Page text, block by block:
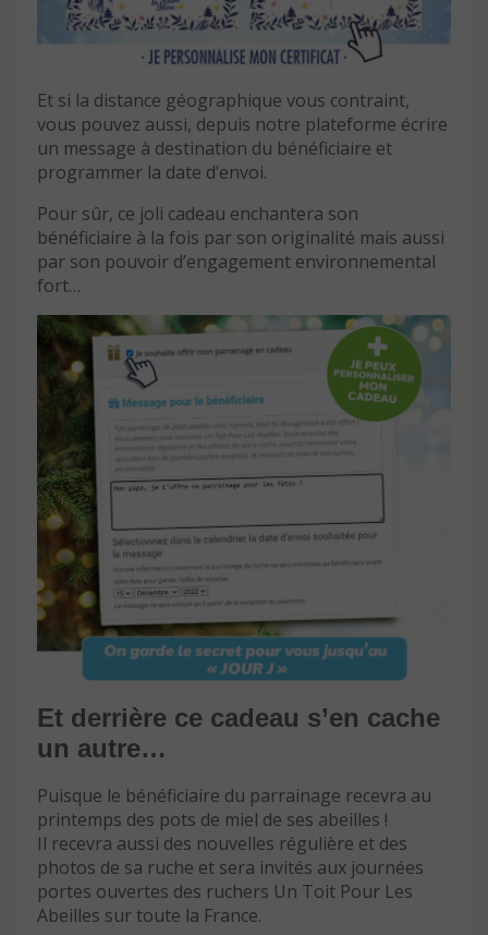
Et si la distance géographique vous contraint,
vous pouvez aussi, depuis notre plateforme écrire
un message à destination du bénéficiaire et
programmer la date d’envoi.
Pour sûr, ce joli cadeau enchantera son
bénéficiaire à la fois par son originalité mais aussi
par son pouvoir d’engagement environnemental
fort…
Et derrière ce cadeau s’en cache
un autre…
Puisque le bénéficiaire du parrainage recevra au
printemps des pots de miel de ses abeilles !
Il recevra aussi des nouvelles régulière et des
photos de sa ruche et sera invités aux journées
portes ouvertes des ruchers Un Toit Pour Les
Abeilles sur toute la France.